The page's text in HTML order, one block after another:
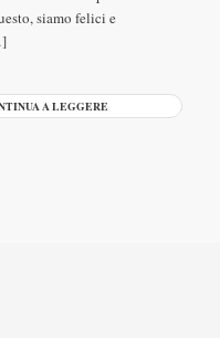
siamo felici e
A LEGGERE